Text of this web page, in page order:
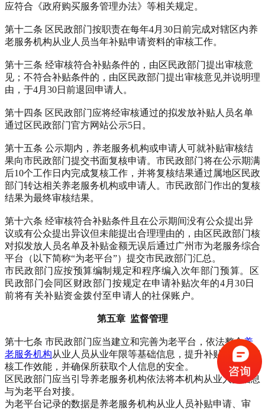
应符合《政府购买服务管理办法》等相关规定。
第十二条 区民政部门按职责在每年4月30日前完成对辖区内养
老服务机构从业人员当年补贴申请资料的审核工作。
第十三条 经审核符合补贴条件的，由区民政部门提出审核意
见；不符合补贴条件的，由区民政部门提出审核意见并说明理
由，于4月30日前退回申请人。
第十四条 区民政部门应将经审核通过的拟发放补贴人员名单
通过区民政部门官方网站公示5日。
第十五条 公示期内，养老服务机构或申请人可就补贴审核结
果向市民政部门提交书面复核申请。市民政部门将在公示期满
后10个工作日内完成复核工作，并将复核结果通过属地区民政
部门转达相关养老服务机构或申请人。市民政部门作出的复核
结果为最终审核结果。
第十六条 经审核符合补贴条件且在公示期间没有公众提出异
议或有公众提出异议但未能提出合理理由的，由区民政部门核
对拟发放人员名单及补贴金额无误后通过广州市为老服务综合
平台（以下简称“为老平台”）提交市民政部门汇总。
市民政部门应按预算编制规定和程序编入次年部门预算。区
民政部门会同区财政部门按规定在申请补贴次年的4月30日
前将有关补贴资金拨付至申请人的社保账户。
第五章 监督管理
第十七条 市民政部门应当建立和完善为老平台，依法整合养
老服务机构从业人员从业年限等基础信息，提升补贴申请和审
核工作效能，并确保所获取个人信息的安全。
区民政部门应当引导养老服务机构依法将本机构从业人员信息
与为老平台对接。
为老平台记录的数据是养老服务机构从业人员补贴申请、审